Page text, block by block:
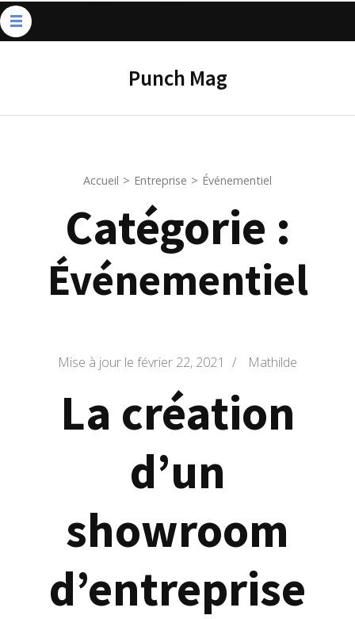
Aller
au
Punch Mag
Accueil > Entreprise > Événementiel
Catégorie :
Événementiel
Mise à jour le février 22, 2021 / Mathilde
La création
d’un
showroom
d’entreprise